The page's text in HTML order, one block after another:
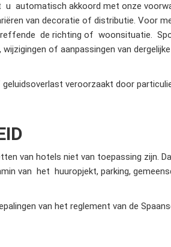
automatisch akkoord met onze
van decoratie of distributie. Voor
de richting of woonsituatie.
of aanpassingen van
veroorzaakt door
van hotels niet van toepassing zijn.
van het huuropjekt, parking,
van het reglement van de